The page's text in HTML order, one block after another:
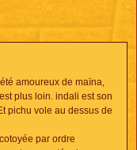
amoureux de maïna,
plus loin. indali est son
pichu vole au dessus de
par ordre